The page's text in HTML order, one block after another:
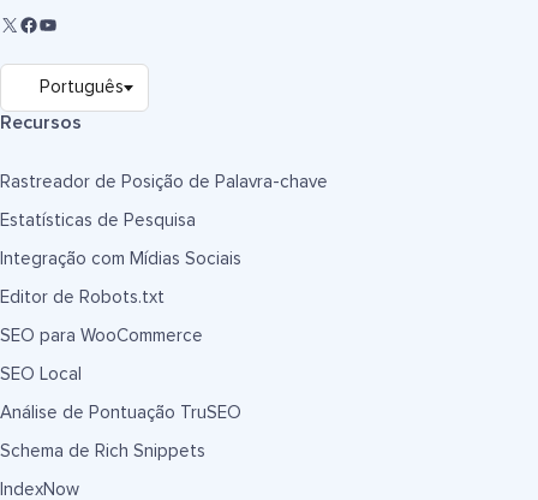
Recursos
Rastreador de Posição de Palavra-chave
Estatísticas de Pesquisa
Integração com Mídias Sociais
Editor de Robots.txt
SEO para WooCommerce
SEO Local
Análise de Pontuação TruSEO
Schema de Rich Snippets
IndexNow